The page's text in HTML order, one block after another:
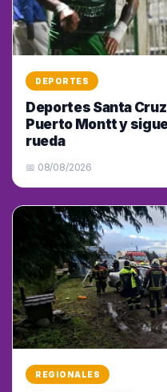
DEPORTES
Deportes Santa
Puerto Montt y
rueda
📅 08/08/2026
REGIONALES